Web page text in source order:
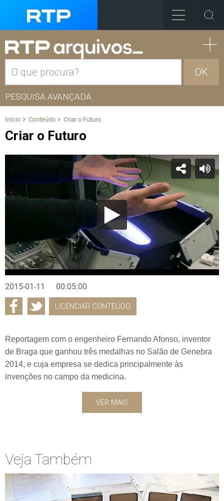
OK
PESQUISA AVANÇADA
Início Conteúdo Criar o Futuro
Criar o Futuro
2015-01-11 00:05:00
LICENCIAR CONTEÚDO
Reportagem com o engenheiro Fernando Afonso, inventor
de Braga que ganhou três medalhas no Salão de Genebra
2014, e cuja empresa se dedica principalmente às
invenções no campo da medicina.
VER MAIS
Veja Também